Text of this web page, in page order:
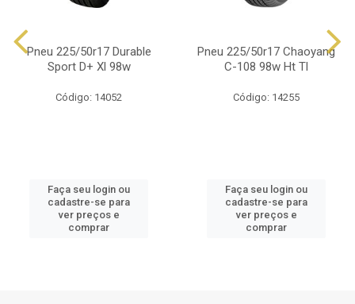
Pneu 225/50r17 Durable
Sport D+ Xl 98w
Código: 14052
Faça seu login ou
cadastre-se para
ver preços e
comprar
Pneu 225/50r17 Chaoyang
C-108 98w Ht Tl
Código: 14255
Faça seu login ou
cadastre-se para
ver preços e
comprar